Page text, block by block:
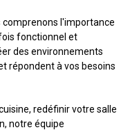
comprenons l'importance
fonctionnel et
des environnements
répondent à vos besoins
redéfinir votre salle
notre équipe